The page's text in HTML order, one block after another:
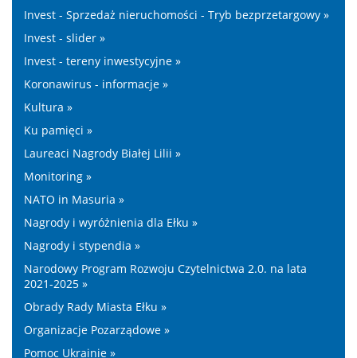
Invest - Sprzedaż nieruchomości - Tryb bezprzetargowy »
Invest - slider »
Invest - tereny inwestycyjne »
Koronawirus - informacje »
Kultura »
Ku pamięci »
Laureaci Nagrody Białej Lilii »
Monitoring »
NATO in Masuria »
Nagrody i wyróżnienia dla Ełku »
Nagrody i stypendia »
Narodowy Program Rozwoju Czytelnictwa 2.0. na lata
2021-2025 »
Obrady Rady Miasta Ełku »
Organizacje Pozarządowe »
Pomoc Ukrainie »